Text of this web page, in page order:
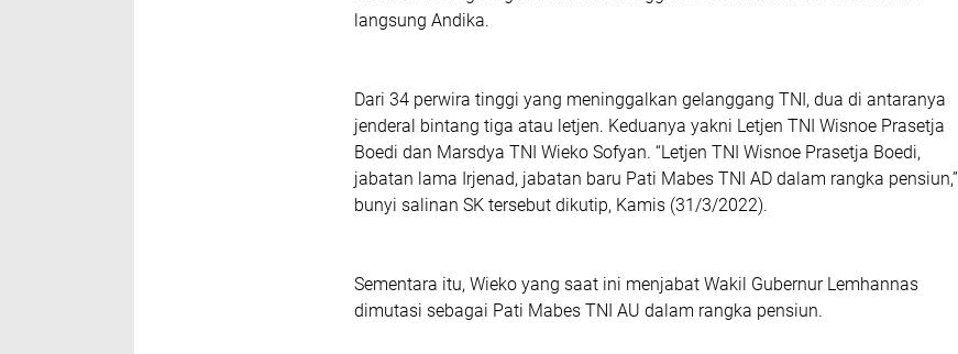
langsung Andika.
Dari 34 perwira tinggi yang meninggalkan gelanggang TNI, dua di antaranya
jenderal bintang tiga atau letjen. Keduanya yakni Letjen TNI Wisnoe Prasetja
Boedi dan Marsdya TNI Wieko Sofyan. “Letjen TNI Wisnoe Prasetja Boedi,
jabatan lama Irjenad, jabatan baru Pati Mabes TNI AD dalam rangka pensiun,”
bunyi salinan SK tersebut dikutip, Kamis (31/3/2022).
Sementara itu, Wieko yang saat ini menjabat Wakil Gubernur Lemhannas
dimutasi sebagai Pati Mabes TNI AU dalam rangka pensiun.